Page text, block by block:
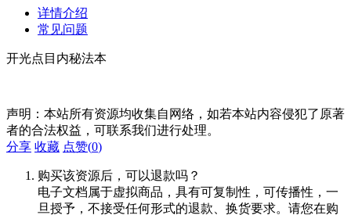
详情介绍
常见问题
开光点目内秘法本
声明：本站所有资源均收集自网络，如若本站内容侵犯了原著
者的合法权益，可联系我们进行处理。
分享 收藏 点赞(0)
购买该资源后，可以退款吗？
电子文档属于虚拟商品，具有可复制性，可传播性，一
旦授予，不接受任何形式的退款、换货要求。请您在购